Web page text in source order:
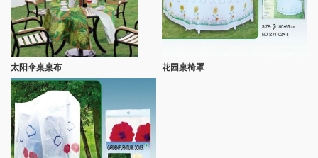
太阳伞桌桌布 花园桌椅罩